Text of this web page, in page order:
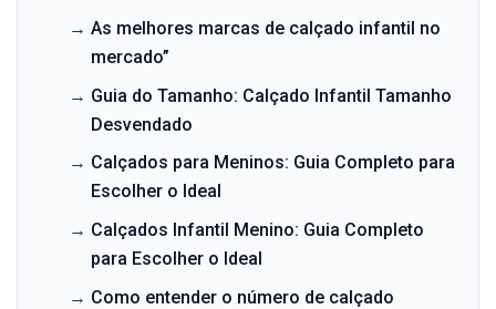
→ As melhores marcas de calçado infantil no
mercado”
→ Guia do Tamanho: Calçado Infantil Tamanho
Desvendado
→ Calçados para Meninos: Guia Completo para
Escolher o Ideal
→ Calçados Infantil Menino: Guia Completo
para Escolher o Ideal
→ Como entender o número de calçado